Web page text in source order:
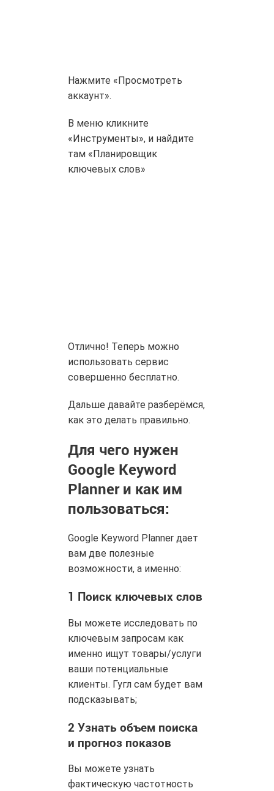
Нажмите «Просмотреть
аккаунт».
В меню кликните
«Инструменты», и найдите
там «Планировщик
ключевых слов»
Отлично! Теперь можно
использовать сервис
совершенно бесплатно.
Дальше давайте разберёмся,
как это делать правильно.
Для чего нужен
Google Keyword
Planner и как им
пользоваться:
Google Keyword Planner дает
вам две полезные
возможности, а именно:
1 Поиск ключевых слов
Вы можете исследовать по
ключевым запросам как
именно ищут товары/услуги
ваши потенциальные
клиенты. Гугл сам будет вам
подсказывать;
2 Узнать объем поиска
и прогноз показов
Вы можете узнать
фактическую частотность